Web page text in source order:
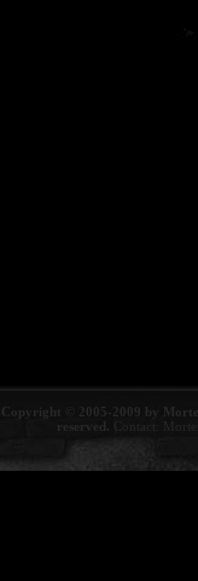
Copyright © 2005-2009 by
reserved. Contact: